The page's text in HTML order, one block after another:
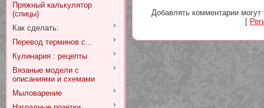
Пряжный калькулятор
(спицы)
Как сделать:
Перевод терминов с...
Кулинария : рецепты
Вязаные модели с
описаниями и схемами
Мыловарение
Добавлять комментарии могут
[